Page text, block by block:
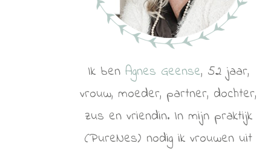
Ik ben Agnes Geense, 52 jaar,
vrouw, moeder, partner, dochter,
zus en vriendin. In mijn praktijk
(PureNes) nodig ik vrouwen uit